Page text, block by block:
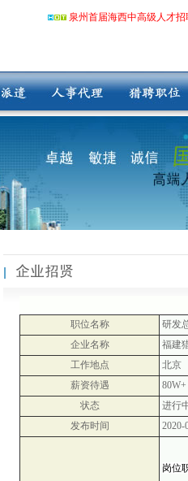
泉州首届海西中高级人才
职位名称
研发
企业名称
福建
工作地点
北京
薪资待遇
80W+
状态
进行
发布时间
2020-
岗位